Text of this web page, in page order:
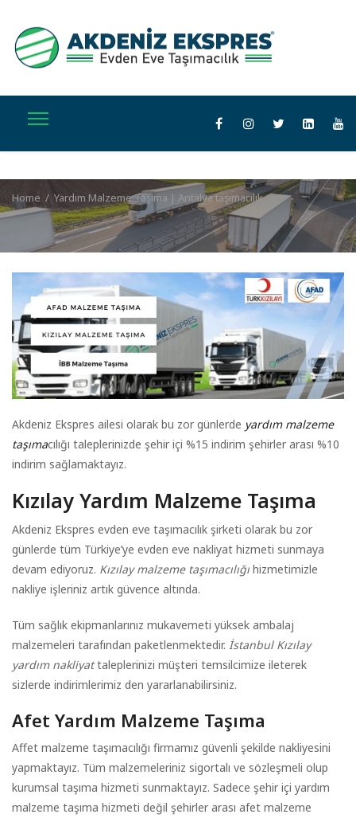
Home / Yardım Malzeme Taşıma | Antalya taşımacılık
Akdeniz Ekspres ailesi olarak bu zor günlerde yardım malzeme
taşımacılığı taleplerinizde şehir içi %15 indirim şehirler arası %10
indirim sağlamaktayız.
Kızılay Yardım Malzeme Taşıma
Akdeniz Ekspres evden eve taşımacılık şirketi olarak bu zor
günlerde tüm Türkiye’ye evden eve nakliyat hizmeti sunmaya
devam ediyoruz. Kızılay malzeme taşımacılığı hizmetimizle
nakliye işleriniz artık güvence altında.
Tüm sağlık ekipmanlarınız mukavemeti yüksek ambalaj
malzemeleri tarafından paketlenmektedir. İstanbul Kızılay
yardım nakliyattaleplerinizi müşteri temsilcimize ileterek
sizlerde indirimlerimiz den yararlanabilirsiniz.
Afet Yardım Malzeme Taşıma
Affet malzeme taşımacılığı firmamız güvenli şekilde nakliyesini
yapmaktayız. Tüm malzemeleriniz sigortalı ve sözleşmeli olup
kurumsal taşıma hizmeti sunmaktayız. Sadece şehir içi yardım
malzeme taşıma hizmeti değil şehirler arası afet malzeme